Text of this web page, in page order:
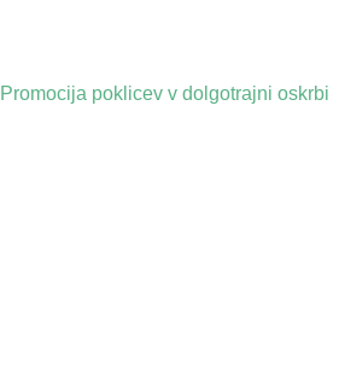
Promocija poklicev v dolgotrajni oskrbi